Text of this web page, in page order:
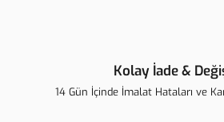
Kolay İade &
14 Gün İçinde İmalat Hataları ve